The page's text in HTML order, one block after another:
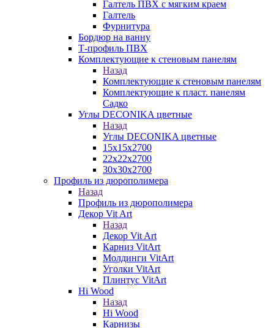
Галтель ПВХ с мягким краем
Галтель
Фурнитура
Бордюр на ванну
Т-профиль ПВХ
Комплектующие к стеновым панелям
Назад
Комплектующие к стеновым панелям
Комплектующие к пласт. панелям
Садко
Углы DECONIKA цветные
Назад
Углы DECONIKA цветные
15х15х2700
22х22х2700
30х30х2700
Профиль из дюрополимера
Назад
Профиль из дюрополимера
Декор Vit Art
Назад
Декор Vit Art
Карниз VitArt
Молдинги VitArt
Уголки VitArt
Плинтус VitArt
Hi Wood
Назад
Hi Wood
Карнизы